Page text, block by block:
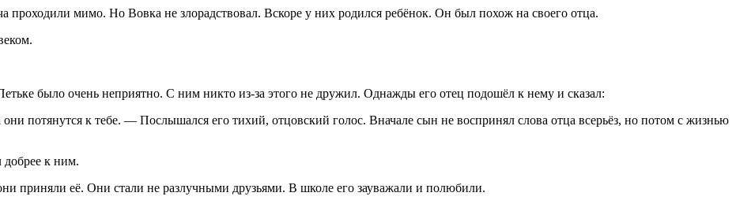
проходили мимо. Но Вовка не злорадствовал. Вскоре у них родился ребёнок. Он был похож на своего отца.
было очень неприятно. С ним никто из-за этого не дружил. Однажды его отец подошёл к нему и сказал:
потянутся к тебе. — Послышался его тихий, отцовский голос. Вначале сын не воспринял слова отца всерьёз, но потом с жизнью
добрее к ним.
приняли её. Они стали не разлучными друзьями. В школе его зауважали и полюбили.